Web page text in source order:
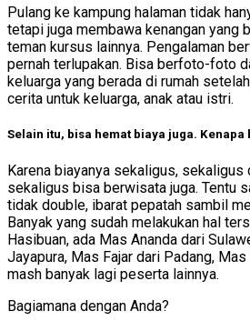
Pulang ke kampung halaman tidak
tetapi juga membawa kenangan yang
teman kursus lainnya. Pengalaman
pernah terlupakan. Bisa berfoto-foto
keluarga yang berada di rumah
cerita untuk keluarga, anak atau istri.
Selain itu, bisa hemat biaya juga. Kenapa
Karena biayanya sekaligus, sekaligus
sekaligus bisa berwisata juga. Tentu
tidak double, ibarat pepatah sambil
Banyak yang sudah melakukan hal
Hasibuan, ada Mas Ananda dari
Jayapura, Mas Fajar dari Padang,
mash banyak lagi peserta lainnya.
Bagiamana dengan Anda?